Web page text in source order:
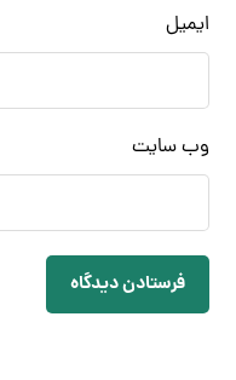
ایمیل
وب‌ سایت
فرستادن دیدگاه